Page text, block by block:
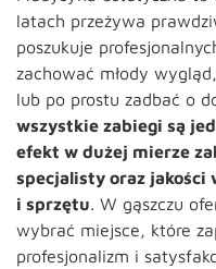
latach przeżywa
poszukuje
zachować młody
lub po prostu zadbać o
wszystkie zabiegi są
efekt w dużej mierze
specjalisty oraz jakości
i sprzętu. W gąszczu
wybrać miejsce, które
profesjonalizm i